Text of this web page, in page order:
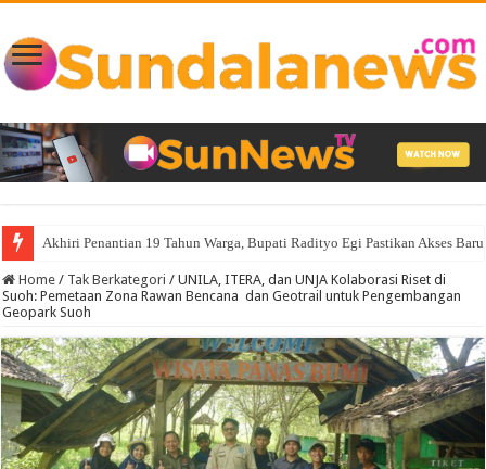
Akhiri Penantian 19 Tahun Warga, Bupati Radityo Egi Pastikan Akses
Home / Tak Berkategori / UNILA, ITERA, dan UNJA Kolaborasi Riset di
Suoh: Pemetaan Zona Rawan Bencana dan Geotrail untuk Pengembangan
Geopark Suoh